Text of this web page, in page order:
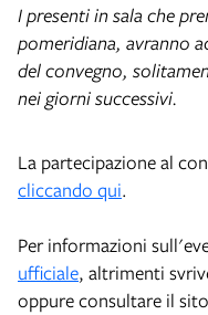
I presenti in sala che
pomeridiana, avranno
del convegno,
nei giorni successivi.
La partecipazione al
cliccando qui.
Per informazioni
ufficiale, altrimenti
oppure consultare il sito